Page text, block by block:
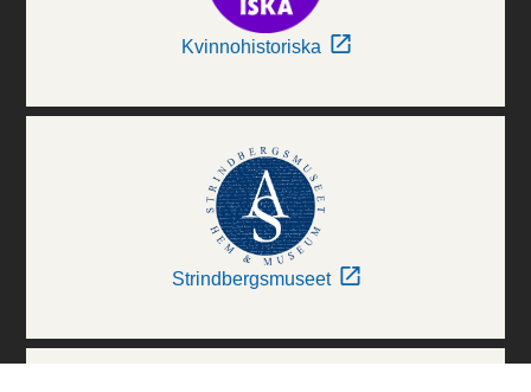
Kvinnohistoriska
Strindbergsmuseet